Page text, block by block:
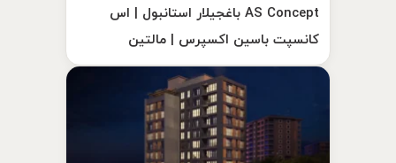
AS Concept باغجیلار استانبول | اس
کانسپت باسین اکسپرس | مالتین